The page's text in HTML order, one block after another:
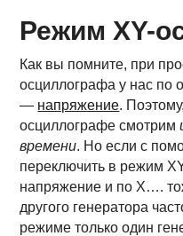
Режим XY-
Как вы помните, при
осциллографа у нас по
— напряжение.
осциллографе смотрим
времени. Но если с
переключить в режим
напряжение и по X….
другого генератора
режиме только один